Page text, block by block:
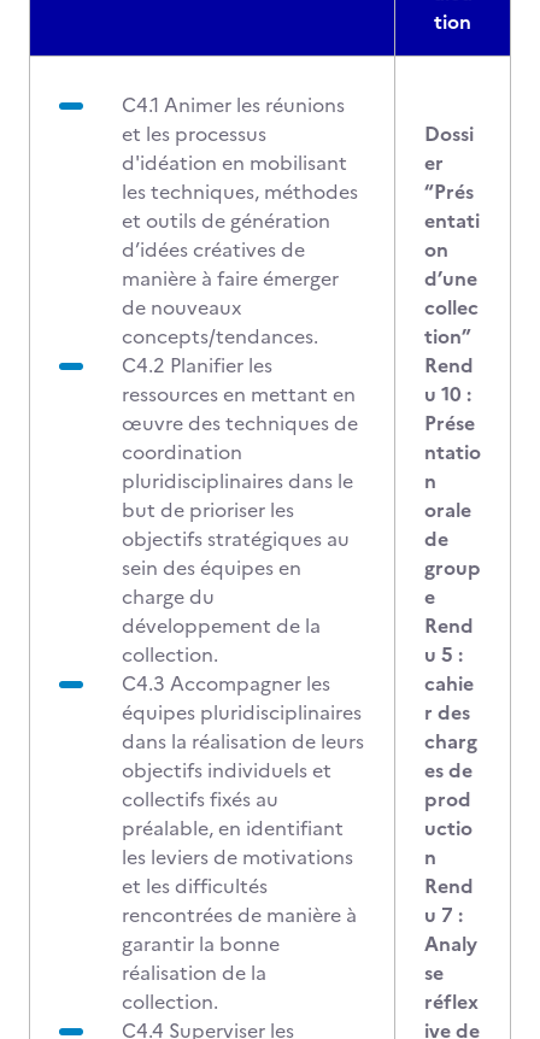
tion
C4.1 Animer les réunions
et les processus
d'idéation en mobilisant
les techniques, méthodes
et outils de génération
d’idées créatives de
manière à faire émerger
de nouveaux
concepts/tendances.
C4.2 Planifier les
ressources en mettant en
œuvre des techniques de
coordination
pluridisciplinaires dans le
but de prioriser les
objectifs stratégiques au
sein des équipes en
charge du
développement de la
collection.
C4.3 Accompagner les
équipes pluridisciplinaires
dans la réalisation de leurs
objectifs individuels et
collectifs fixés au
préalable, en identifiant
les leviers de motivations
et les difficultés
rencontrées de manière à
garantir la bonne
réalisation de la
collection.
C4.4 Superviser les
Dossi
er
“Prés
entati
on
d’une
collec
tion”
Rend
u 10 :
Prése
ntatio
n
orale
de
group
e
Rend
u 5 :
cahie
r des
charg
es de
prod
uctio
n
Rend
u 7 :
Analy
se
réflex
ive de